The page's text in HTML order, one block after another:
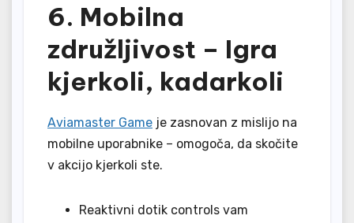
6. Mobilna
združljivost – Igra
kjerkoli, kadarkoli
Aviamaster Game je zasnovan z mislijo na
mobilne uporabnike – omogoča, da skočite
v akcijo kjerkoli ste.
Reaktivni dotik controls vam